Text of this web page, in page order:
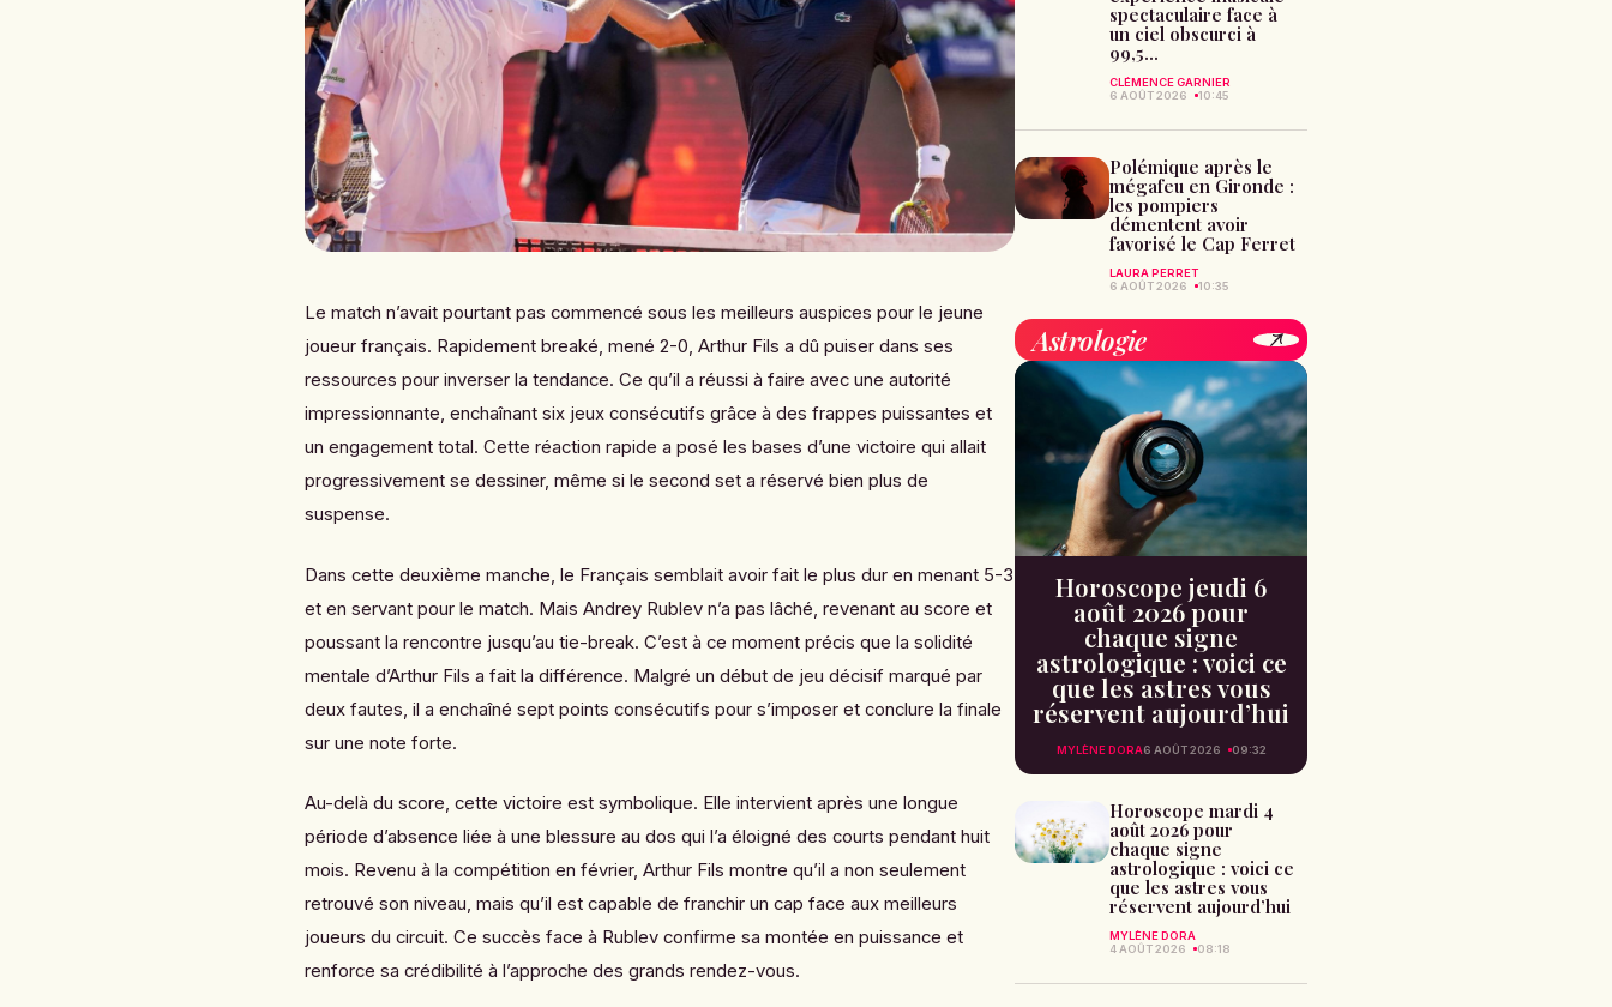
Le match n’avait pourtant pas commencé sous les meilleurs auspices pour le jeune
joueur français. Rapidement breaké, mené 2-0, Arthur Fils a dû puiser dans ses
ressources pour inverser la tendance. Ce qu’il a réussi à faire avec une autorité
impressionnante, enchaînant six jeux consécutifs grâce à des frappes puissantes et
un engagement total. Cette réaction rapide a posé les bases d’une victoire qui allait
progressivement se dessiner, même si le second set a réservé bien plus de
suspense.
Dans cette deuxième manche, le Français semblait avoir fait le plus dur en menant 5-3
et en servant pour le match. Mais Andrey Rublev n’a pas lâché, revenant au score et
poussant la rencontre jusqu’au tie-break. C’est à ce moment précis que la solidité
mentale d’Arthur Fils a fait la différence. Malgré un début de jeu décisif marqué par
deux fautes, il a enchaîné sept points consécutifs pour s’imposer et conclure la finale
sur une note forte.
Au-delà du score, cette victoire est symbolique. Elle intervient après une longue
période d’absence liée à une blessure au dos qui l’a éloigné des courts pendant huit
mois. Revenu à la compétition en février, Arthur Fils montre qu’il a non seulement
retrouvé son niveau, mais qu’il est capable de franchir un cap face aux meilleurs
joueurs du circuit. Ce succès face à Rublev confirme sa montée en puissance et
renforce sa crédibilité à l’approche des grands rendez-vous.
spectaculaire face à
un ciel obscurci à
99,5...
CLÉMENCE GARNIER
6 AOÛT 2026
10:45
Polémique après le
mégafeu en Gironde :
les pompiers
démentent avoir
favorisé le Cap Ferret
LAURA PERRET
6 AOÛT 2026
10:35
Astrologie
Horoscope jeudi 6
août 2026 pour
chaque signe
astrologique : voici ce
que les astres vous
réservent aujourd’hui
MYLÈNE DORA6 AOÛT 2026 09:32
Horoscope mardi 4
août 2026 pour
chaque signe
astrologique : voici ce
que les astres vous
réservent aujourd’hui
MYLÈNE DORA
4 AOÛT 2026
08:18